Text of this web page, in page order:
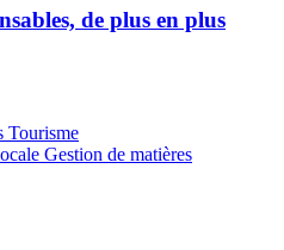
de plus en plus
Tourisme
Gestion de matières